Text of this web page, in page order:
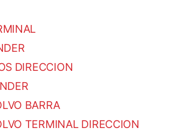
DIRECCION
BARRA
TERMINAL DIRECCION